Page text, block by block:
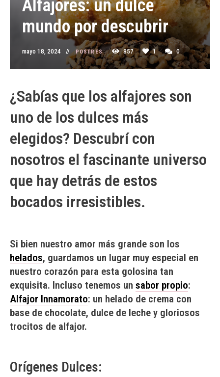
Alfajores: un dulce
mundo por descubrir
mayo 18, 2024 POSTRES 857 1 0
¿Sabías que los alfajores son
uno de los dulces más
elegidos? Descubrí con
nosotros el fascinante universo
que hay detrás de estos
bocados irresistibles.
Si bien nuestro amor más grande son los
helados, guardamos un lugar muy especial en
nuestro corazón para esta golosina tan
exquisita. Incluso tenemos un sabor propio:
Alfajor Innamorato: un helado de crema con
base de chocolate, dulce de leche y gloriosos
trocitos de alfajor.
Orígenes Dulces: